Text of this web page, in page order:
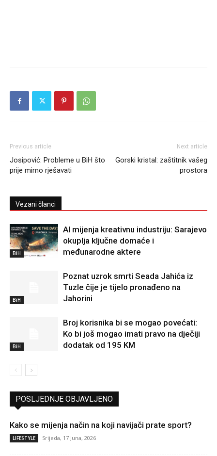
Previous article
Josipović: Probleme u BiH što
prije mirno rješavati
Next article
Gorski kristal: zaštitnik vašeg
prostora
Vezani članci
BiH
AI mijenja kreativnu industriju: Sarajevo
okuplja ključne domaće i
međunarodne aktere
BiH
Poznat uzrok smrti Seada Jahića iz
Tuzle čije je tijelo pronađeno na
Jahorini
BiH
Broj korisnika bi se mogao povećati:
Ko bi još mogao imati pravo na dječiji
dodatak od 195 KM
POSLJEDNJE OBJAVLJENO
Kako se mijenja način na koji navijači prate sport?
LIFESTYLE Srijeda, 17 Juna, 2026